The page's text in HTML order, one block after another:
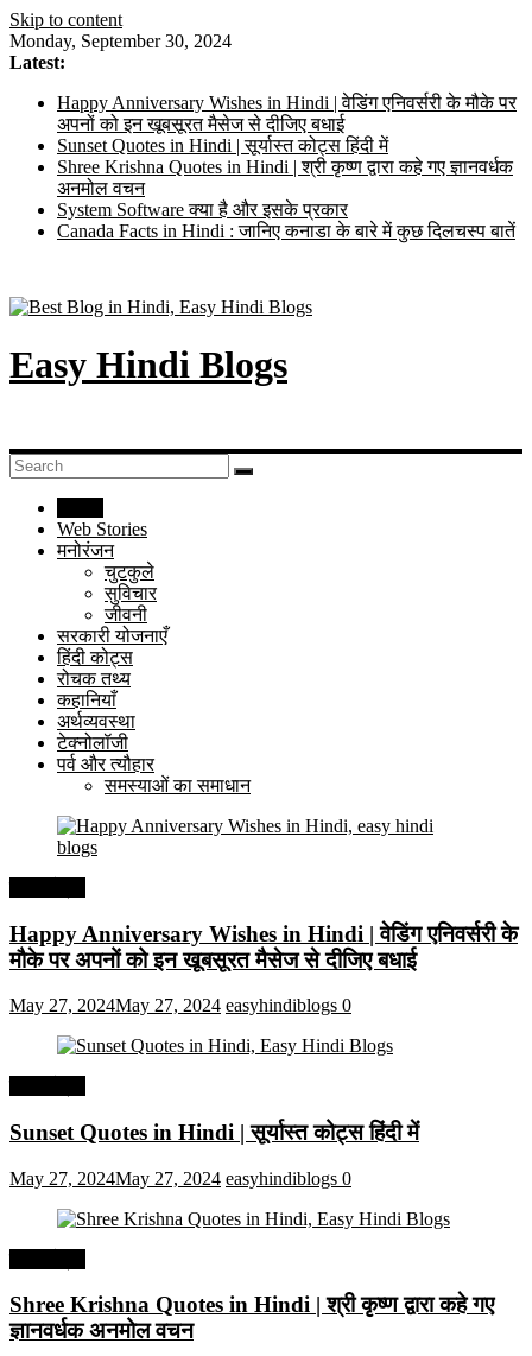
Skip to content
Monday, September 30, 2024
Latest:
Happy Anniversary Wishes in Hindi | वेडिंग एनिवर्सरी के मौके पर
अपनों को इन खूबसूरत मैसेज से दीजिए बधाई
Sunset Quotes in Hindi | सूर्यास्त कोट्स हिंदी में
Shree Krishna Quotes in Hindi | श्री कृष्ण द्वारा कहे गए ज्ञानवर्धक
अनमोल वचन
System Software क्या है और इसके प्रकार
Canada Facts in Hindi : जानिए कनाडा के बारे में कुछ दिलचस्प बातें
Easy Hindi Blogs
Web Stories
मनोरंजन
चुटकुले
सुविचार
जीवनी
सरकारी योजनाएँ
हिंदी कोट्स
रोचक तथ्य
कहानियाँ
अर्थव्यवस्था
टेक्नोलॉजी
पर्व और त्यौहार
समस्याओं का समाधान
Happy Anniversary Wishes in Hindi | वेडिंग एनिवर्सरी के
मौके पर अपनों को इन खूबसूरत मैसेज से दीजिए बधाई
May 27, 2024May 27, 2024 easyhindiblogs 0
Sunset Quotes in Hindi | सूर्यास्त कोट्स हिंदी में
May 27, 2024May 27, 2024 easyhindiblogs 0
Shree Krishna Quotes in Hindi | श्री कृष्ण द्वारा कहे गए
ज्ञानवर्धक अनमोल वचन